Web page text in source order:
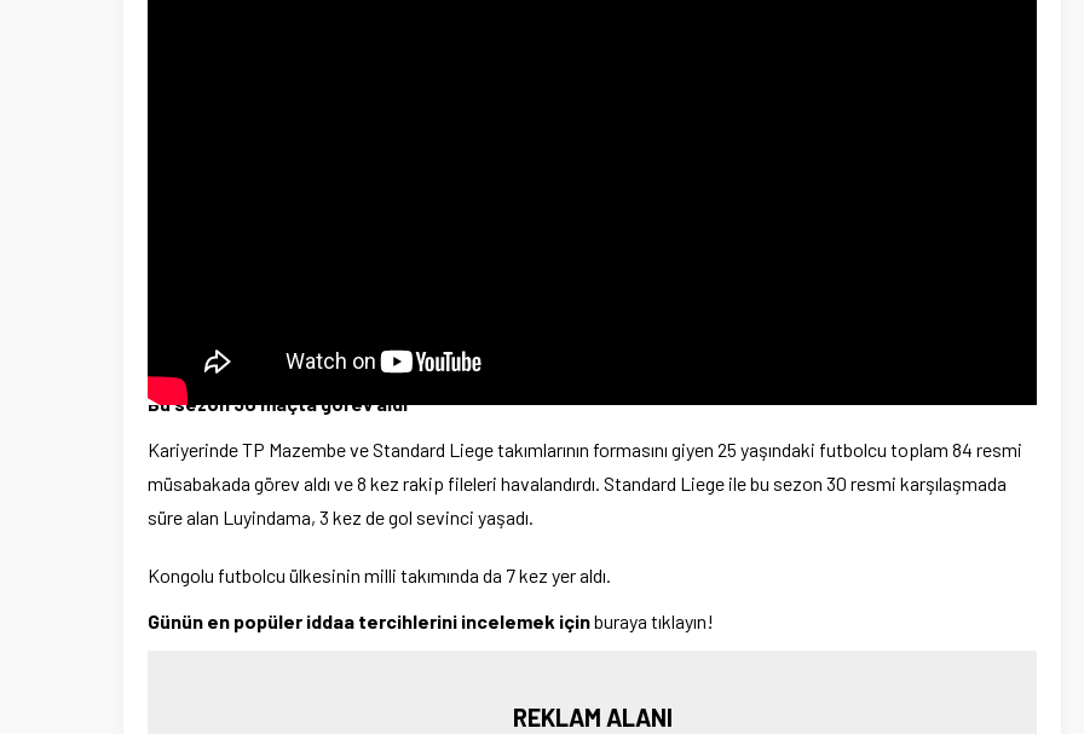
Bu sezon 30 maçta görev aldı
Kariyerinde TP Mazembe ve Standard Liege takımlarının formasını giyen 25 yaşındaki futbolcu toplam 84 resmi
müsabakada görev aldı ve 8 kez rakip fileleri havalandırdı. Standard Liege ile bu sezon 30 resmi karşılaşmada
süre alan Luyindama, 3 kez de gol sevinci yaşadı.
Kongolu futbolcu ülkesinin milli takımında da 7 kez yer aldı.
Günün en popüler iddaa tercihlerini incelemek içinburaya tıklayın!
REKLAM ALANI